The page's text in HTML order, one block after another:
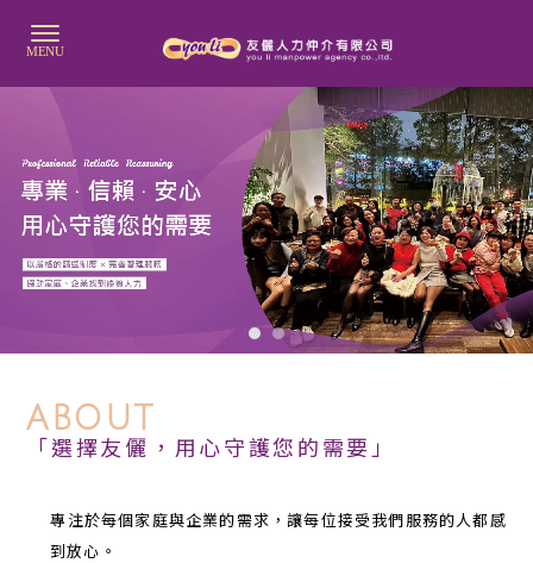
人力仲介公司推薦
台北人力仲介
ABOUT
「選擇友儷，用心守護您的需要」
專注於每個家庭與企業的需求，讓每位接受我們服務的人都感
到放心。